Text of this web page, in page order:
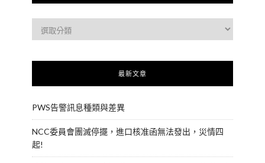
最新文章
PWS告警訊息種類與差異
NCC委員會團滅停擺，進口核准函無法發出，災情四
起!